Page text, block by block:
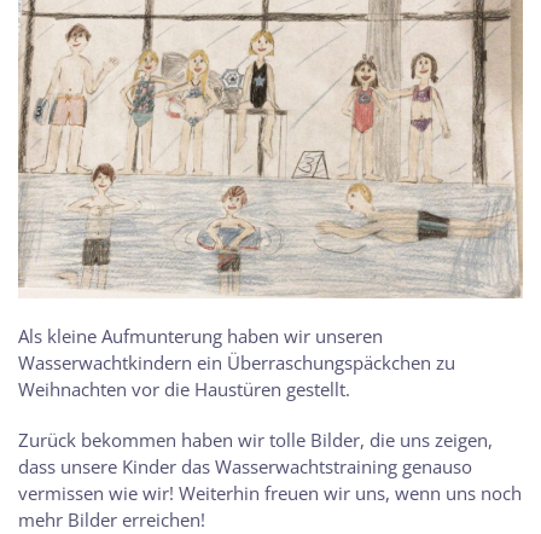
Als kleine Aufmunterung haben wir unseren
Wasserwachtkindern ein Überraschungspäckchen zu
Weihnachten vor die Haustüren gestellt.
Zurück bekommen haben wir tolle Bilder, die uns zeigen,
dass unsere Kinder das Wasserwachtstraining genauso
vermissen wie wir! Weiterhin freuen wir uns, wenn uns noch
mehr Bilder erreichen!